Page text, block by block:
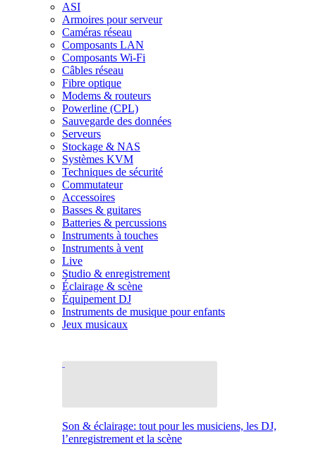
ASI
Armoires pour serveur
Caméras réseau
Composants LAN
Composants Wi-Fi
Câbles réseau
Fibre optique
Modems & routeurs
Powerline (CPL)
Sauvegarde des données
Serveurs
Stockage & NAS
Systèmes KVM
Techniques de sécurité
Commutateur
Accessoires
Basses & guitares
Batteries & percussions
Instruments à touches
Instruments à vent
Live
Studio & enregistrement
Éclairage & scène
Équipement DJ
Instruments de musique pour enfants
Jeux musicaux
Son & éclairage: tout pour les musiciens, les DJ,
l’enregistrement et la scène